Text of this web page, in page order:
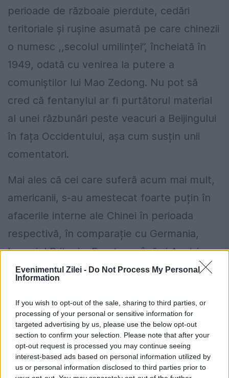
Evenimentul Zilei - Do Not Process My Personal
Information
If you wish to opt-out of the sale, sharing to third parties, or
processing of your personal or sensitive information for
targeted advertising by us, please use the below opt-out
section to confirm your selection. Please note that after your
opt-out request is processed you may continue seeing
interest-based ads based on personal information utilized by
us or personal information disclosed to third parties prior to
perioade de războaie pierdute, cedări
teritoriale și rușine asumată pe care chinezii
o numesc ,,secolul umilinței’’, încheiată în
1949, odată cu venirea la putere a
comuniștilor lui Mao Zedong. Nu pot să
cred că fentanylul ar fi purtătorul material
al unei răzbunări peste veacuri a Beijingului
în fața Occidentului, așa cum susțin unii
comentatori.
Mai ales că cei care suferă acum mai mult,
americanii, s-au amestecat foarte puțin în
afacerile interne ale Chinei în perioada
respectivă, în comparație cu Germania,
Imperiul Britanic, Franța - până și Austria -
Rusia țaristă și Japonia. Ultimele două au
Învinsă în ultima conflagrație mondială,
Japonia a trebuit să le retrocedeze, dar
Manciuria exterioară ocupată de Rusia în
urma Tratatului de la Pekin (1860) este și azi